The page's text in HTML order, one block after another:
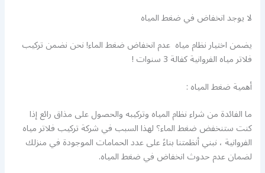
لا يوجد انخفاض في ضغط المياه
يضمن اختيار نظام مياه عدم انخفاض ضغط الماء! نحن نضمن تركيب
فلاتر مياه الفروانية كفالة 3 سنوات !
أهمية ضغط المياه :
ما الفائدة من شراء نظام المياه وتركيبه والحصول على مذاق رائع إذا
كنت ستنخفض ضغط الماء؟ لهذا السبب في شركة تركيب فلاتر مياه
الفروانية ، نبني أنظمتنا بناءً على عدد الحمامات الموجودة في منزلك
لضمان عدم حدوث انخفاض في ضغط المياه.